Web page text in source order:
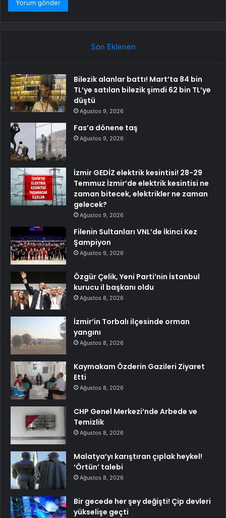
Son Eklenen
Bilezik alanlar battı! Mart’ta 84 bin
TL’ye satılan bilezik şimdi 62 bin TL’ye
düştü
Ağustos 9, 2026
Fas’a dönene taş
Ağustos 9, 2026
İzmir GEDİZ elektrik kesintisi! 28-29
Temmuz İzmir’de elektrik kesintisi ne
zaman bitecek, elektrikler ne zaman
gelecek?
Ağustos 9, 2026
Filenin Sultanları VNL’de İkinci Kez
Şampiyon
Ağustos 9, 2026
Özgür Çelik, Yeni Parti’nin İstanbul
kurucu il başkanı oldu
Ağustos 8, 2026
İzmir’in Torbalı ilçesinde orman
yangını
Ağustos 8, 2026
Kaymakam Özderin Gazileri Ziyaret
Etti
Ağustos 8, 2026
CHP Genel Merkezi’nde Arbede ve
Temizlik
Ağustos 8, 2026
Malatya’yı karıştıran çıplak heykel!
‘Örtün’ talebi
Ağustos 8, 2026
Bir gecede her şey değişti! Çip devleri
yükselişe geçti